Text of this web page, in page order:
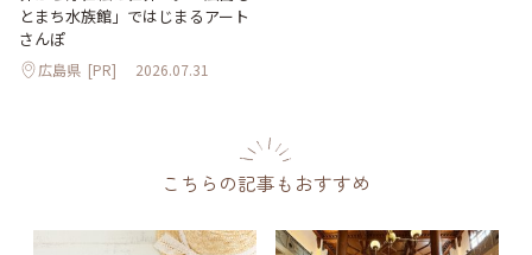
とまち水族館」ではじまるアート
さんぽ
広島県 [PR] 2026.07.31
こちらの記事もおすすめ